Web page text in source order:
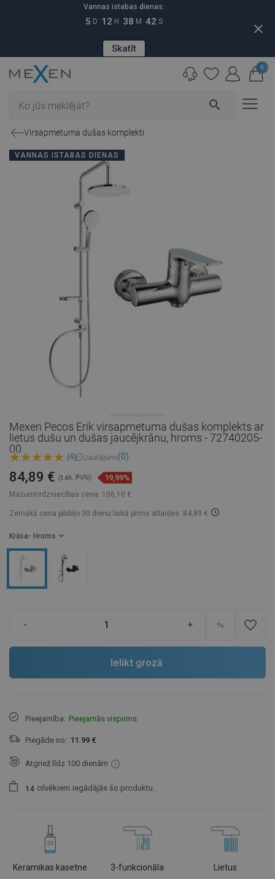
Vannas istabas dienas:
5 D 12 H 38 M 41 S
Skatīt
close
search
0
Virsapmetuma dušas komplekti
VANNAS ISTABAS DIENAS
Mexen Pecos Erik virsapmetuma dušas komplekts ar
lietus dušu un dušas jaucējkrānu, hroms - 72740205-
00
(4) Jautājumi(0)
Mazumtirdzniecības cena: 106,10 €
84,89 € (t.sk. PVN) 19,99%
Zemākā cena pēdējo 30 dienu laikā pirms atlaides: 84,89 €
Krāsa - Hroms
- + favorite_border
Ielikt grozā
Pieejamība: Pieejamās vispirms
Piegāde no: 11.99 €
Atgriež līdz 100 dienām
1 4 cilvēkiem iegādājās šo produktu.
Keramikas kasetne 3-funkcionāla Lietus